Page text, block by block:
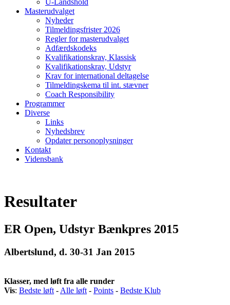
U-Landshold
Masterudvalget
Nyheder
Tilmeldingsfrister 2026
Regler for masterudvalget
Adfærdskodeks
Kvalifikationskrav, Klassisk
Kvalifikationskrav, Udstyr
Krav for international deltagelse
Tilmeldingskema til int. stævner
Coach Responsibility
Programmer
Diverse
Links
Nyhedsbrev
Opdater personoplysninger
Kontakt
Vidensbank
Resultater
ER Open, Udstyr Bænkpres 2015
Albertslund, d. 30-31 Jan 2015
Klasser, med løft fra alle runder
Vis: Bedste løft - Alle løft - Points - Bedste Klub